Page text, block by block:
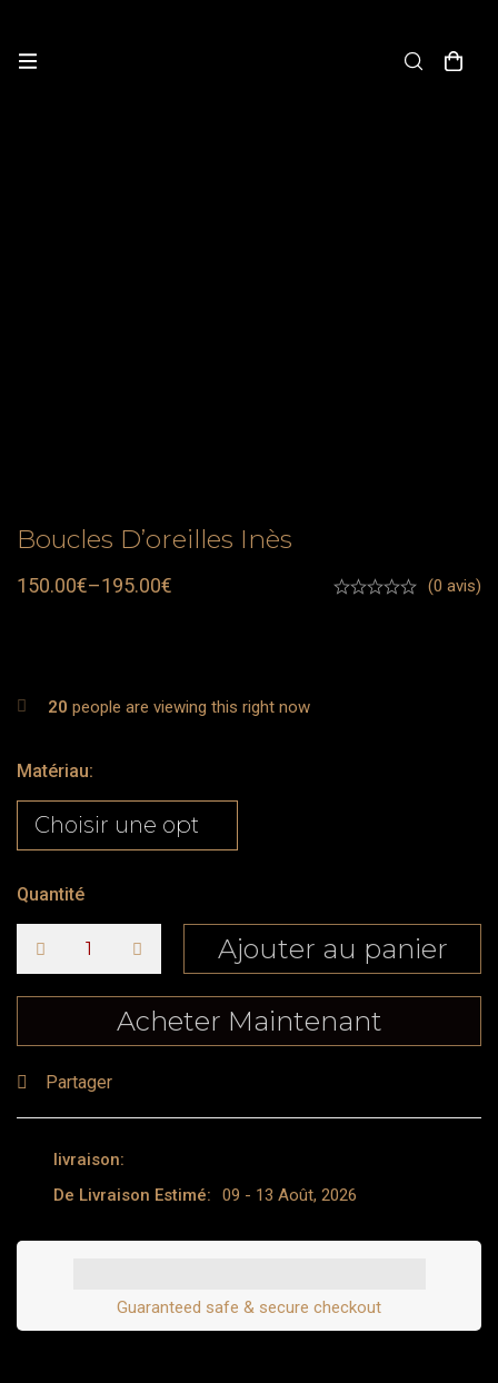
Boucles D’oreilles Inès
150.00€–195.00€ (0 avis)
20 people are viewing this right now
Matériau:
Quantité
Ajouter au panier
Acheter Maintenant
Partager
livraison:
De Livraison Estimé:
09 - 13 Août, 2026
Guaranteed safe & secure checkout